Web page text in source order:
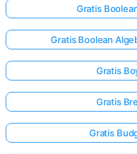
Gratis
Gratis Boolean
Gratis
Gratis
Gratis